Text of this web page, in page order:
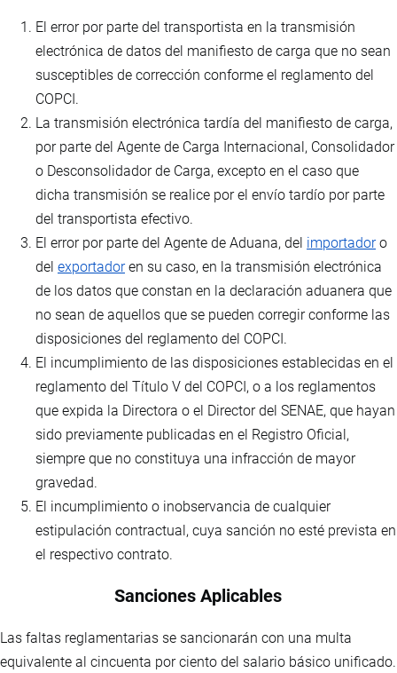
El error por parte del transportista en la transmisión
electrónica de datos del manifiesto de carga que no sean
susceptibles de corrección conforme el reglamento del
COPCI.
La transmisión electrónica tardía del manifiesto de carga,
por parte del Agente de Carga Internacional, Consolidador
o Desconsolidador de Carga, excepto en el caso que
dicha transmisión se realice por el envío tardío por parte
del transportista efectivo.
El error por parte del Agente de Aduana, del importadoro
del exportadoren su caso, en la transmisión electrónica
de los datos que constan en la declaración aduanera que
no sean de aquellos que se pueden corregir conforme las
disposiciones del reglamento del COPCI.
El incumplimiento de las disposiciones establecidas en el
reglamento del Título V del COPCI, o a los reglamentos
que expida la Directora o el Director del SENAE, que hayan
sido previamente publicadas en el Registro Oficial,
siempre que no constituya una infracción de mayor
gravedad.
El incumplimiento o inobservancia de cualquier
estipulación contractual, cuya sanción no esté prevista en
el respectivo contrato.
Sanciones Aplicables
Las faltas reglamentarias se sancionarán con una multa
equivalente al cincuenta por ciento del salario básico unificado.